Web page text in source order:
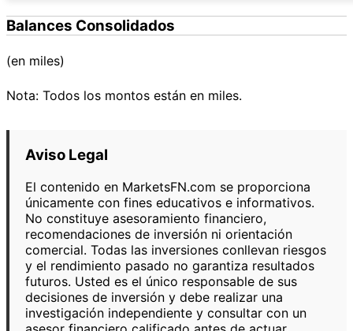
Balances Consolidados
(en miles)
Nota: Todos los montos están en miles.
Aviso Legal
El contenido en MarketsFN.com se proporciona
únicamente con fines educativos e informativos.
No constituye asesoramiento financiero,
recomendaciones de inversión ni orientación
comercial. Todas las inversiones conllevan riesgos
y el rendimiento pasado no garantiza resultados
futuros. Usted es el único responsable de sus
decisiones de inversión y debe realizar una
investigación independiente y consultar con un